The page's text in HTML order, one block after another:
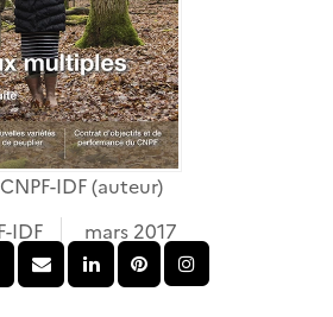
CNPF-IDF(auteur)
IDF
mars 2017